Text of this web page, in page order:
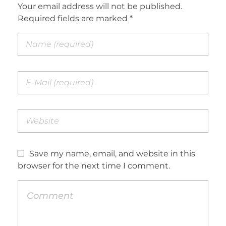
Your email address will not be published.
Required fields are marked *
Save my name, email, and website in this
browser for the next time I comment.